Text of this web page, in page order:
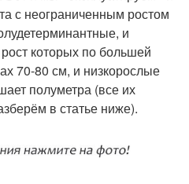
с неограниченным ростом
и
которых по большей
70-80 см, и низкорослые
полуметра (все их
в статье ниже).